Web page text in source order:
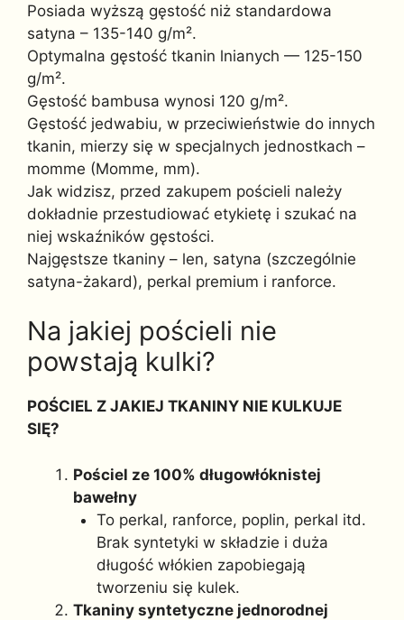
Posiada wyższą gęstość niż standardowa
satyna – 135-140 g/m².
Optymalna gęstość tkanin lnianych — 125-150
g/m².
Gęstość bambusa wynosi 120 g/m².
Gęstość jedwabiu, w przeciwieństwie do innych
tkanin, mierzy się w specjalnych jednostkach –
momme (Momme, mm).
Jak widzisz, przed zakupem pościeli należy
dokładnie przestudiować etykietę i szukać na
niej wskaźników gęstości.
Najgęstsze tkaniny – len, satyna (szczególnie
satyna-żakard), perkal premium i ranforce.
Na jakiej pościeli nie
powstają kulki?
POŚCIEL Z JAKIEJ TKANINY NIE KULKUJE
SIĘ?
Pościel ze 100% długowłóknistej
bawełny
To perkal, ranforce, poplin, perkal itd.
Brak syntetyki w składzie i duża
długość włókien zapobiegają
tworzeniu się kulek.
Tkaniny syntetyczne jednorodnej